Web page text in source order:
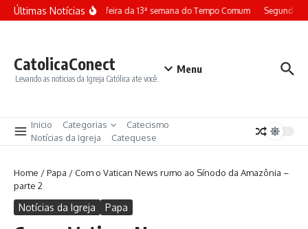
Ir para o conteúdo
Últimas NotíciasTerça-feira da 13ª semana do Tempo Comum Segunda-
CatolicaConect
Levando as noticias da Igreja Católica ate você.
Menu
Inicio Categorias
Catecismo
Notícias da Igreja
Catequese
Home /Papa /Com o Vatican News rumo ao Sínodo da Amazônia –
parte 2
Notícias da Igreja Papa